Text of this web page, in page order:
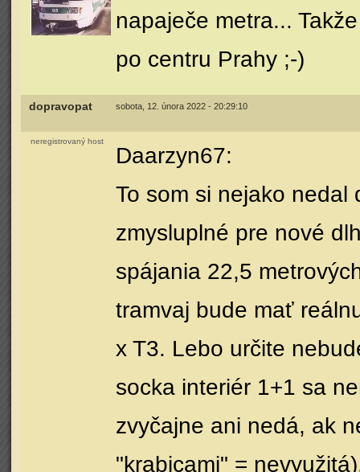
napaječe metra...
po centru Prahy ;-)
dopravopat sobota, 12. února 2022 - 20:29:10
neregistrovaný host
Daarzyn67:
To som si nejako nedal
zmysluplné pre nové
spájania 22,5
tramvaj bude mať
x T3. Lebo určite
socka interiér 1+1 sa
zvyčajne ani nedá, ak
"krabicami" =